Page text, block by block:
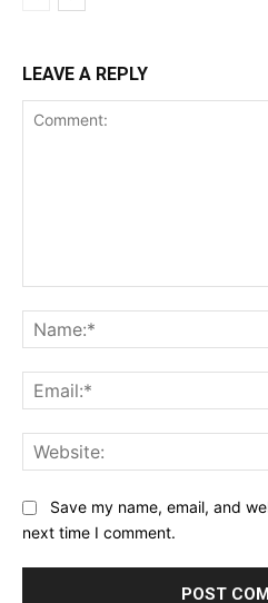
LEAVE A REPLY
Save my name, email, and
next time I comment.